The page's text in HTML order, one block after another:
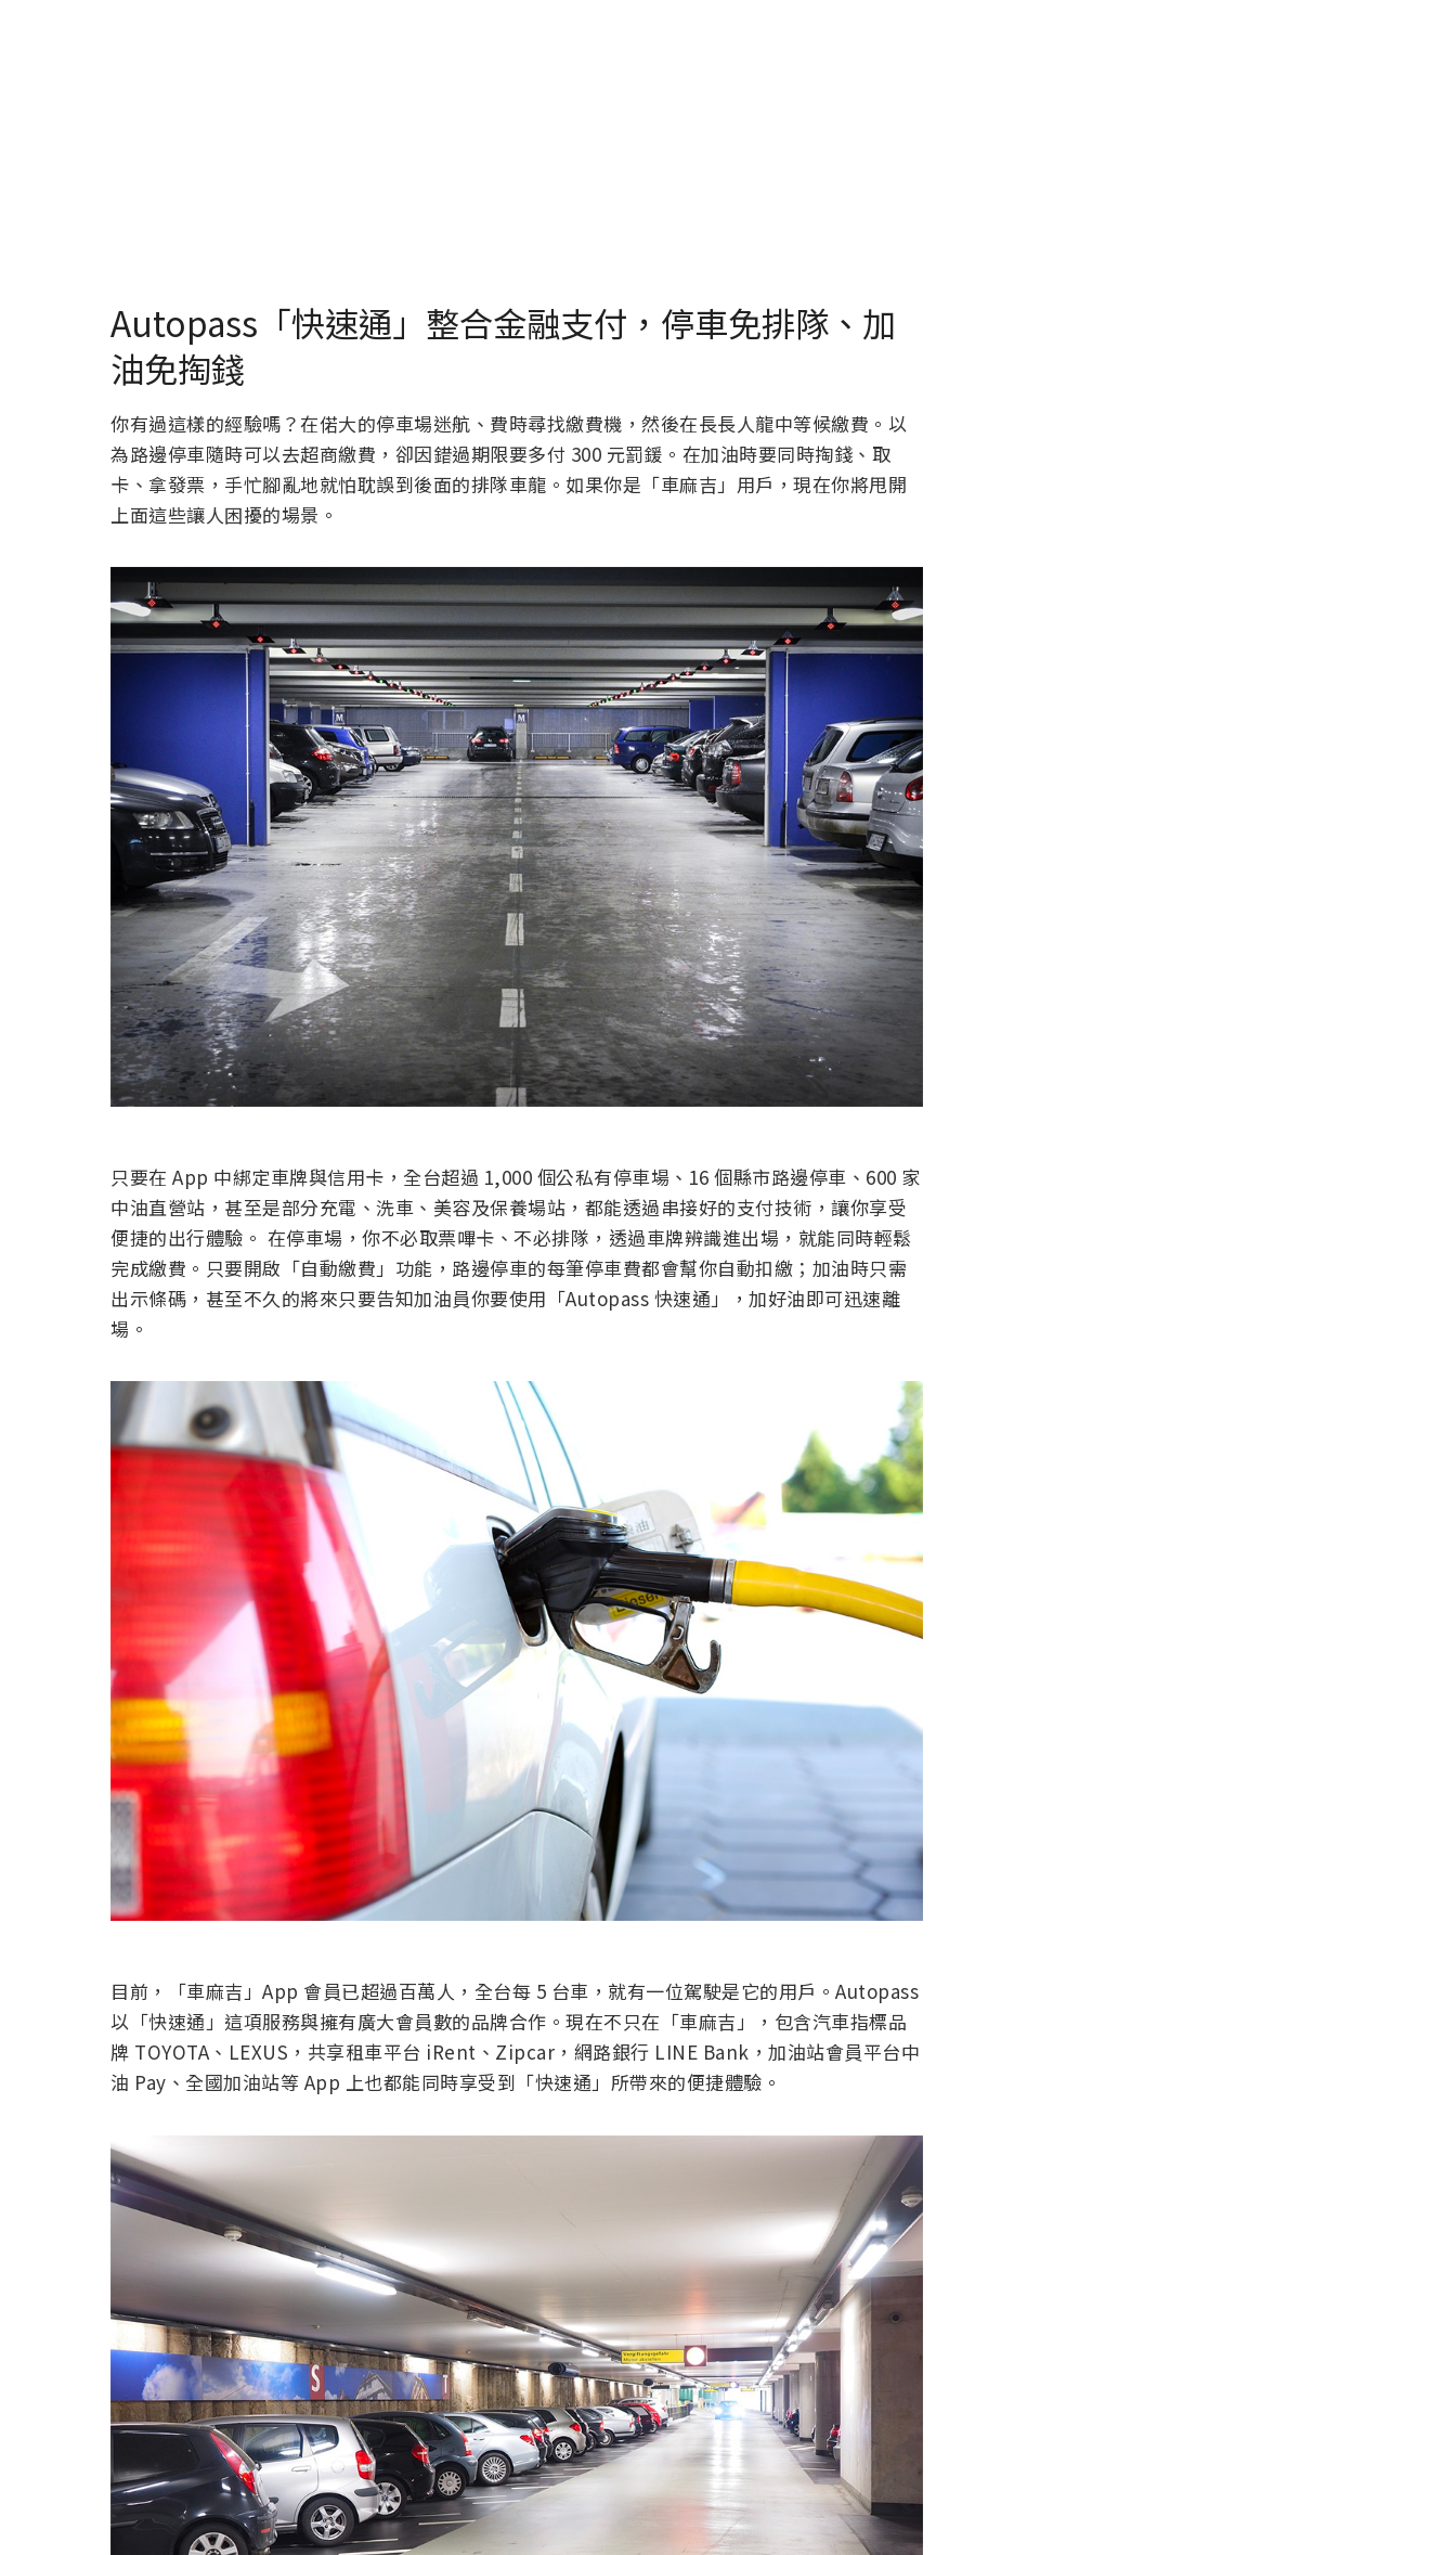
Autopass「快速通」整合金融支付，停車免排隊、加
油免掏錢
你有過這樣的經驗嗎？在偌大的停車場迷航、費時尋找繳費機，然後在長長人龍中等候繳費。以
為路邊停車隨時可以去超商繳費，卻因錯過期限要多付 300 元罰鍰。在加油時要同時掏錢、取
卡、拿發票，手忙腳亂地就怕耽誤到後面的排隊車龍。如果你是「車麻吉」用戶，現在你將甩開
上面這些讓人困擾的場景。
只要在 App 中綁定車牌與信用卡，全台超過 1,000 個公私有停車場、16 個縣市路邊停車、600 家
中油直營站，甚至是部分充電、洗車、美容及保養場站，都能透過串接好的支付技術，讓你享受
便捷的出行體驗。 在停車場，你不必取票嗶卡、不必排隊，透過車牌辨識進出場，就能同時輕鬆
完成繳費。只要開啟「自動繳費」功能，路邊停車的每筆停車費都會幫你自動扣繳；加油時只需
出示條碼，甚至不久的將來只要告知加油員你要使用「Autopass 快速通」，加好油即可迅速離
場。
目前，「車麻吉」App 會員已超過百萬人，全台每 5 台車，就有一位駕駛是它的用戶。Autopass
以「快速通」這項服務與擁有廣大會員數的品牌合作。現在不只在「車麻吉」，包含汽車指標品
牌 TOYOTA、LEXUS，共享租車平台 iRent、Zipcar，網路銀行 LINE Bank，加油站會員平台中
油 Pay、全國加油站等 App 上也都能同時享受到「快速通」所帶來的便捷體驗。